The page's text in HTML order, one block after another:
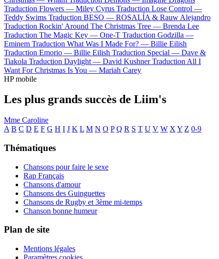
Traduction Flowers — Miley Cyrus Traduction Lose Control —
Teddy Swims Traduction BESO — ROSALÍA & Rauw Alejandro
Traduction Rockin' Around The Christmas Tree — Brenda Lee
Traduction The Magic Key — One-T Traduction Godzilla —
Eminem Traduction What Was I Made For? — Billie Eilish
Traduction Emorio — Billie Eilish Traduction Special — Dave &
Tiakola Traduction Daylight — David Kushner Traduction All I
Want For Christmas Is You — Mariah Carey
HP mobile
Les plus grands succès de Liim's
Mme Caroline
A B C D E F G H I J K L M N O P Q R S T U V W X Y Z 0-9
Thématiques
Chansons pour faire le sexe
Rap Français
Chansons d'amour
Chansons des Guinguettes
Chansons de Rugby et 3ème mi-temps
Chanson bonne humeur
Plan de site
Mentions légales